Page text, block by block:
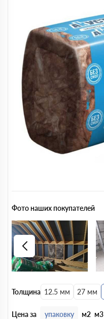
Толщина 12.5 мм 27 мм
Цена за упаковку м2 м3
Фото наших покупателей